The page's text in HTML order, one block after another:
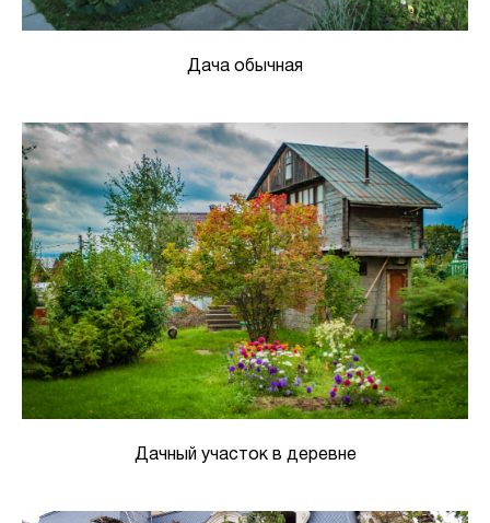
Дача обычная
Дачный участок в деревне